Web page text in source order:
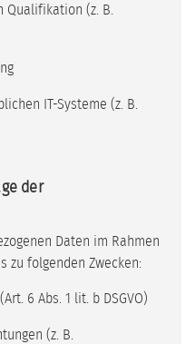
Qualifikation (z. B.
IT-Systeme (z. B.
der
Daten im Rahmen
zu folgenden Zwecken:
6 Abs. 1 lit. b DSGVO)
(z. B.